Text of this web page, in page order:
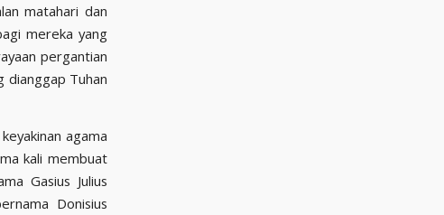
matahari dan
mereka yang
pergantian
dianggap Tuhan
agama
kali membuat
Gasius Julius
Donisius